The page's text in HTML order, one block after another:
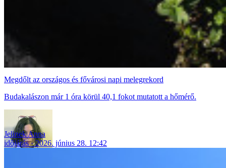
Megdőlt az országos és fővárosi napi melegrekord
Budakalászon már 1 óra körül 40,1 fokot mutatott a hőmérő.
Jelinek Anna
időjárás
2026. június 28. 12:42